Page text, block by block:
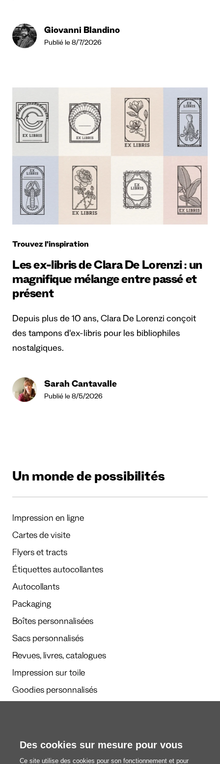
Giovanni Blandino
Publié le 8/7/2026
Trouvez l'inspiration
Les ex-libris de Clara De Lorenzi : un
magnifique mélange entre passé et
présent
Depuis plus de 10 ans, Clara De Lorenzi conçoit
des tampons d'ex-libris pour les bibliophiles
nostalgiques.
Sarah Cantavalle
Publié le 8/5/2026
Un monde de possibilités
Impression en ligne
Cartes de visite
Flyers et tracts
Étiquettes autocollantes
Autocollants
Packaging
Boîtes personnalisées
Sacs personnalisés
Revues, livres, catalogues
Impression sur toile
Goodies personnalisés
Des cookies sur mesure pour vous
Ce site utilise des cookies pour son fonctionnement et pour